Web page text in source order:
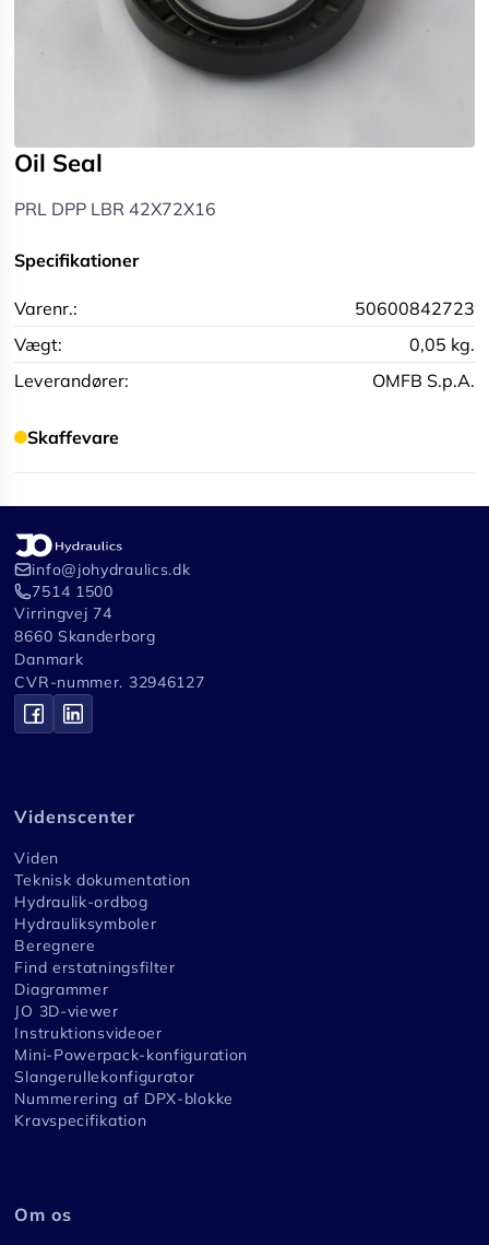
Oil Seal
PRL DPP LBR 42X72X16
Specifikationer
Varenr.:
50600842723
Vægt:
0,05 kg.
Leverandører:
OMFB S.p.A.
Skaffevare
info@johydraulics.dk
7514 1500
Virringvej 74
8660 Skanderborg
Danmark
CVR-nummer. 32946127
Videnscenter
Viden
Teknisk dokumentation
Hydraulik-ordbog
Hydrauliksymboler
Beregnere
Find erstatningsfilter
Diagrammer
JO 3D-viewer
Instruktionsvideoer
Mini-Powerpack-konfiguration
Slangerullekonfigurator
Nummerering af DPX-blokke
Kravspecifikation
Om os